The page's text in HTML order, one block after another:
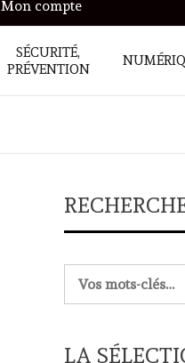
Mon compte
SÉCURITÉ,
PRÉVENTION
LA